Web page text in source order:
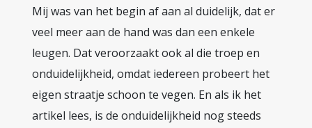
Mij was van het begin af aan al duidelijk, dat er
veel meer aan de hand was dan een enkele
leugen. Dat veroorzaakt ook al die troep en
onduidelijkheid, omdat iedereen probeert het
eigen straatje schoon te vegen. En als ik het
artikel lees, is de onduidelijkheid nog steeds